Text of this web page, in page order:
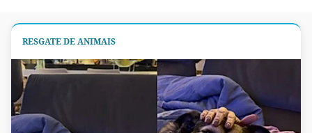
RESGATE DE ANIMAIS